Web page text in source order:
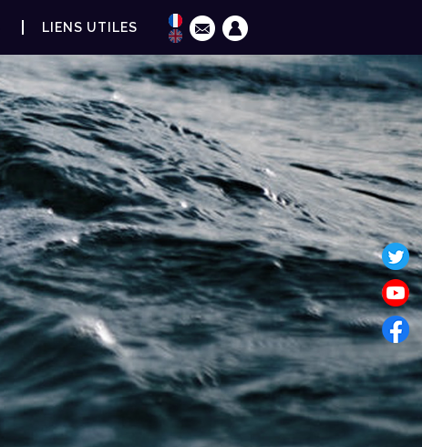
LIENS UTILES